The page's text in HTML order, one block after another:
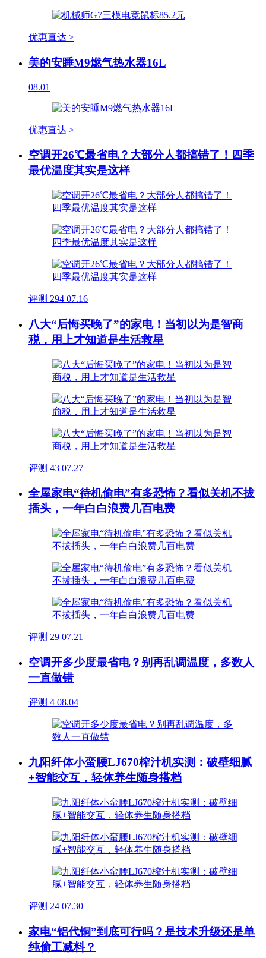
优惠直达 >
美的安睡M9燃气热水器16L
08.01
优惠直达 >
空调开26℃最省电？大部分人都搞错了！四季
最优温度其实是这样
评测 294 07.16
八大“后悔买晚了”的家电！当初以为是智商
税，用上才知道是生活救星
评测 43 07.27
全屋家电“待机偷电”有多恐怖？看似关机不拔
插头，一年白白浪费几百电费
评测 29 07.21
空调开多少度最省电？别再乱调温度，多数人
一直做错
评测 4 08.04
九阳纤体小蛮腰LJ670榨汁机实测：破壁细腻
+智能交互，轻体养生随身搭档
评测 24 07.30
家电“铝代铜”到底可行吗？是技术升级还是单
纯偷工减料？